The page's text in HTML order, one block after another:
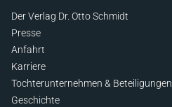
Der Verlag Dr. Otto Schmidt
Presse
Anfahrt
Karriere
Tochterunternehmen & Beteiligungen
Geschichte